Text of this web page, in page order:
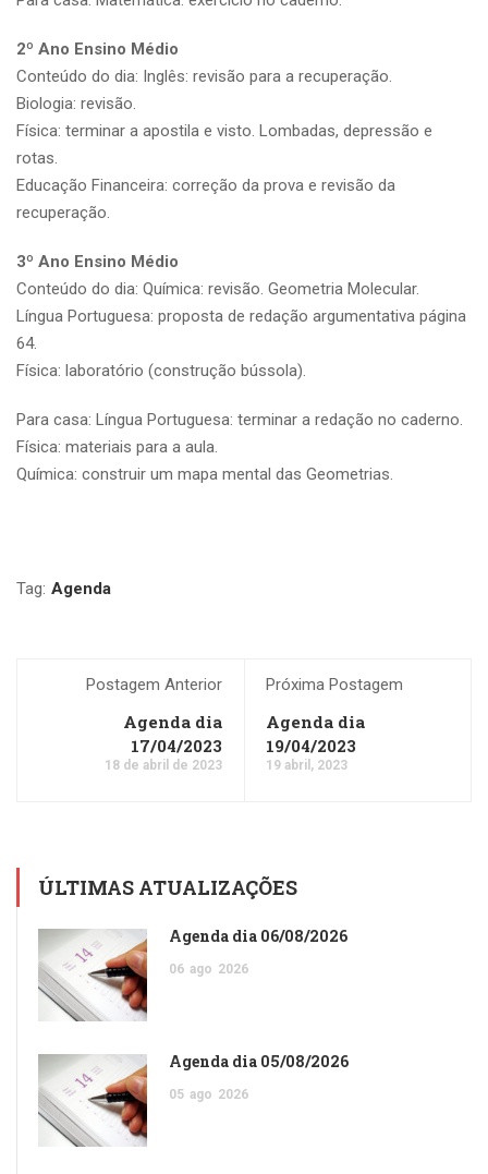
2º Ano Ensino Médio
Conteúdo do dia: Inglês: revisão para a recuperação.
Biologia: revisão.
Física: terminar a apostila e visto. Lombadas, depressão e
rotas.
Educação Financeira: correção da prova e revisão da
recuperação.
3º Ano Ensino Médio
Conteúdo do dia: Química: revisão. Geometria Molecular.
Língua Portuguesa: proposta de redação argumentativa página
64.
Física: laboratório (construção bússola).
Para casa: Língua Portuguesa: terminar a redação no caderno.
Física: materiais para a aula.
Química: construir um mapa mental das Geometrias.
Tag: Agenda
Postagem Anterior
Agenda dia
17/04/2023
18 de abril de 2023
Próxima Postagem
Agenda dia
19/04/2023
19 abril, 2023
ÚLTIMAS ATUALIZAÇÕES
Agenda dia 06/08/2026
06 ago 2026
Agenda dia 05/08/2026
05 ago 2026